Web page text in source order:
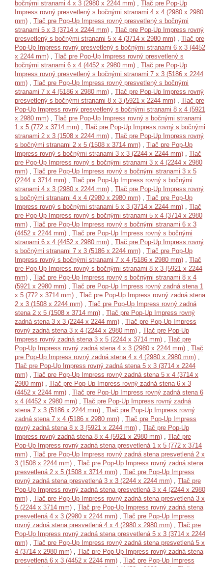
bočnými stranami 4 x 3 (2980 x 2244 mm) , Tlač pre Pop-Up
Impress rovný presvetlený s bočnými stranami 4 x 4 (2980 x 2980
mm) , Tlač pre Pop-Up Impress rovný presvetlený s bočnými
stranami 5 x 3 (3714 x 2244 mm) , Tlač pre Pop-Up Impress rovný
presvetlený s bočnými stranami 5 x 4 (3714 x 2980 mm) , Tlač pre
Pop-Up Impress rovný presvetlený s bočnými stranami 6 x 3 (4452
x 2244 mm) , Tlač pre Pop-Up Impress rovný presvetlený s
bočnými stranami 6 x 4 (4452 x 2980 mm) , Tlač pre Pop-Up
Impress rovný presvetlený s bočnými stranami 7 x 3 (5186 x 2244
mm) , Tlač pre Pop-Up Impress rovný presvetlený s bočnými
stranami 7 x 4 (5186 x 2980 mm) , Tlač pre Pop-Up Impress rovný
presvetlený s bočnými stranami 8 x 3 (5921 x 2244 mm) , Tlač pre
Pop-Up Impress rovný presvetlený s bočnými stranami 8 x 4 (5921
x 2980 mm) , Tlač pre Pop-Up Impress rovný s bočnými stranami
1 x 5 (772 x 3714 mm) , Tlač pre Pop-Up Impress rovný s bočnými
stranami 2 x 3 (1508 x 2244 mm) , Tlač pre Pop-Up Impress rovný
s bočnými stranami 2 x 5 (1508 x 3714 mm) , Tlač pre Pop-Up
Impress rovný s bočnými stranami 3 x 3 (2244 x 2244 mm) , Tlač
pre Pop-Up Impress rovný s bočnými stranami 3 x 4 (2244 x 2980
mm) , Tlač pre Pop-Up Impress rovný s bočnými stranami 3 x 5
(2244 x 3714 mm) , Tlač pre Pop-Up Impress rovný s bočnými
stranami 4 x 3 (2980 x 2244 mm) , Tlač pre Pop-Up Impress rovný
s bočnými stranami 4 x 4 (2980 x 2980 mm) , Tlač pre Pop-Up
Impress rovný s bočnými stranami 5 x 3 (3714 x 2244 mm) , Tlač
pre Pop-Up Impress rovný s bočnými stranami 5 x 4 (3714 x 2980
mm) , Tlač pre Pop-Up Impress rovný s bočnými stranami 6 x 3
(4452 x 2244 mm) , Tlač pre Pop-Up Impress rovný s bočnými
stranami 6 x 4 (4452 x 2980 mm) , Tlač pre Pop-Up Impress rovný
s bočnými stranami 7 x 3 (5186 x 2244 mm) , Tlač pre Pop-Up
Impress rovný s bočnými stranami 7 x 4 (5186 x 2980 mm) , Tlač
pre Pop-Up Impress rovný s bočnými stranami 8 x 3 (5921 x 2244
mm) , Tlač pre Pop-Up Impress rovný s bočnými stranami 8 x 4
(5921 x 2980 mm) , Tlač pre Pop-Up Impress rovný zadná stena 1
x 5 (772 x 3714 mm) , Tlač pre Pop-Up Impress rovný zadná stena
2 x 3 (1508 x 2244 mm) , Tlač pre Pop-Up Impress rovný zadná
stena 2 x 5 (1508 x 3714 mm) , Tlač pre Pop-Up Impress rovný
zadná stena 3 x 3 (2244 x 2244 mm) , Tlač pre Pop-Up Impress
rovný zadná stena 3 x 4 (2244 x 2980 mm) , Tlač pre Pop-Up
Impress rovný zadná stena 3 x 5 (2244 x 3714 mm) , Tlač pre
Pop-Up Impress rovný zadná stena 4 x 3 (2980 x 2244 mm) , Tlač
pre Pop-Up Impress rovný zadná stena 4 x 4 (2980 x 2980 mm) ,
Tlač pre Pop-Up Impress rovný zadná stena 5 x 3 (3714 x 2244
mm) , Tlač pre Pop-Up Impress rovný zadná stena 5 x 4 (3714 x
2980 mm) , Tlač pre Pop-Up Impress rovný zadná stena 6 x 3
(4452 x 2244 mm) , Tlač pre Pop-Up Impress rovný zadná stena 6
x 4 (4452 x 2980 mm) , Tlač pre Pop-Up Impress rovný zadná
stena 7 x 3 (5186 x 2244 mm) , Tlač pre Pop-Up Impress rovný
zadná stena 7 x 4 (5186 x 2980 mm) , Tlač pre Pop-Up Impress
rovný zadná stena 8 x 3 (5921 x 2244 mm) , Tlač pre Pop-Up
Impress rovný zadná stena 8 x 4 (5921 x 2980 mm) , Tlač pre
Pop-Up Impress rovný zadná stena presvetlená 1 x 5 (772 x 3714
mm) , Tlač pre Pop-Up Impress rovný zadná stena presvetlená 2 x
3 (1508 x 2244 mm) , Tlač pre Pop-Up Impress rovný zadná stena
presvetlená 2 x 5 (1508 x 3714 mm) , Tlač pre Pop-Up Impress
rovný zadná stena presvetlená 3 x 3 (2244 x 2244 mm) , Tlač pre
Pop-Up Impress rovný zadná stena presvetlená 3 x 4 (2244 x 2980
mm) , Tlač pre Pop-Up Impress rovný zadná stena presvetlená 3 x
5 (2244 x 3714 mm) , Tlač pre Pop-Up Impress rovný zadná stena
presvetlená 4 x 3 (2980 x 2244 mm) , Tlač pre Pop-Up Impress
rovný zadná stena presvetlená 4 x 4 (2980 x 2980 mm) , Tlač pre
Pop-Up Impress rovný zadná stena presvetlená 5 x 3 (3714 x 2244
mm) , Tlač pre Pop-Up Impress rovný zadná stena presvetlená 5 x
4 (3714 x 2980 mm) , Tlač pre Pop-Up Impress rovný zadná stena
presvetlená 6 x 3 (4452 x 2244 mm) , Tlač pre Pop-Up Impress